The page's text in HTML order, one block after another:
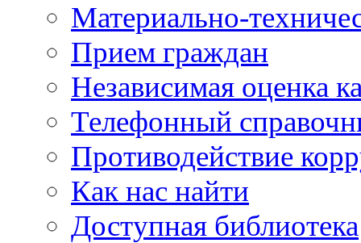
Материально-
Прием граждан
Независимая оценка
Телефонный
Противодействие
Как нас найти
Доступная библиотека